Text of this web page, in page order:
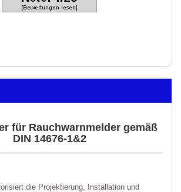
für Rauchwarnmelder gemäß
DIN 14676-1&2
die Projektierung, Installation und